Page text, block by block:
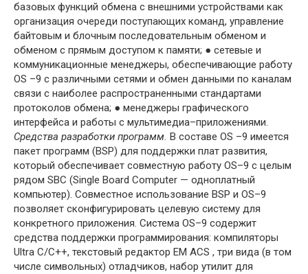
базовых функций обмена с внешними устройствами как
организация очереди поступа­ющих команд, управление
байтовым и блочным последовательным обменом и
обменом с прямым доступом к памяти; ● сетевые и
коммуникационные менеджеры, обеспечивающие работу
OS –9 с различными сетями и обмен данными по каналам
связи с наиболее распро­страненными стандартами
протоколов обмена; ● менеджеры графического
интерфейса и работы с мультимедиа–приложениями.
Средства разработки программ. В составе OS –9 имеется
пакет про­грамм (BSP) для поддержки плат развития,
который обеспечивает совместную работу OS–9 с целым
рядом SBC (Single Board Computer — одноплатный
компью­тер). Совместное использование BSP и OS–9
позволяет сконфигурировать целе­вую систему для
конкретного приложения. Система OS–9 содержит
средства поддержки программирования: компилято­ры
Ultra C/C++, текстовый редактор ЕМ ACS , три вида (в том
числе символьных) отладчиков, набор утилит для